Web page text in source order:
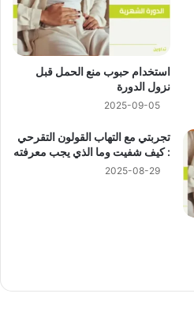
استخدام حبوب منع الحمل قبل
نزول الدورة
2025-09-05
تجربتي مع التهاب القولون التقرحي
: كيف شفيت وما الذي يجب معرفته
2025-08-29